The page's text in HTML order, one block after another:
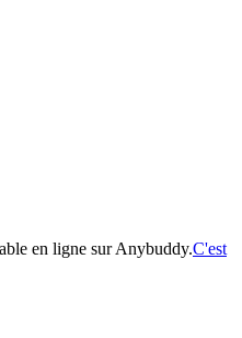
en ligne sur Anybuddy.C'est